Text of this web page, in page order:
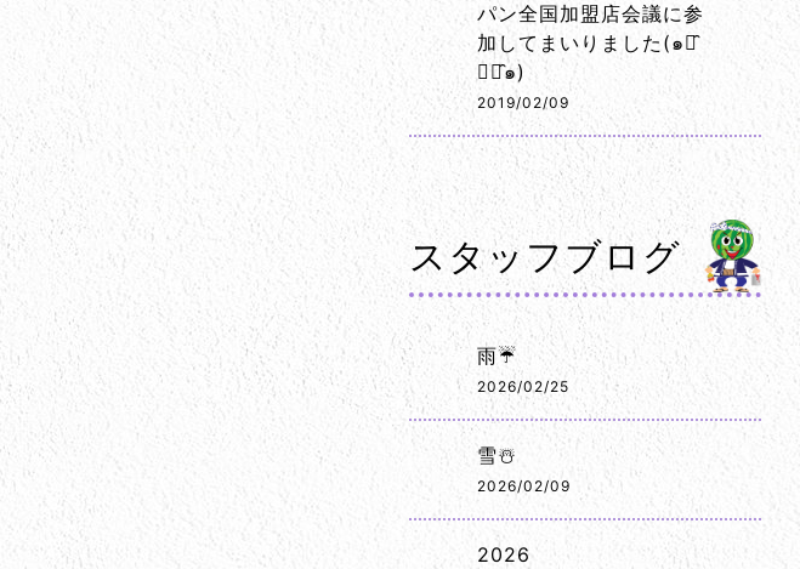
パン全国加盟店会議に参
加してまいりました(๑･̑
◡･̑๑)
2019/02/09
スタッフブログ
雨☔
2026/02/25
雪☃️
2026/02/09
2026